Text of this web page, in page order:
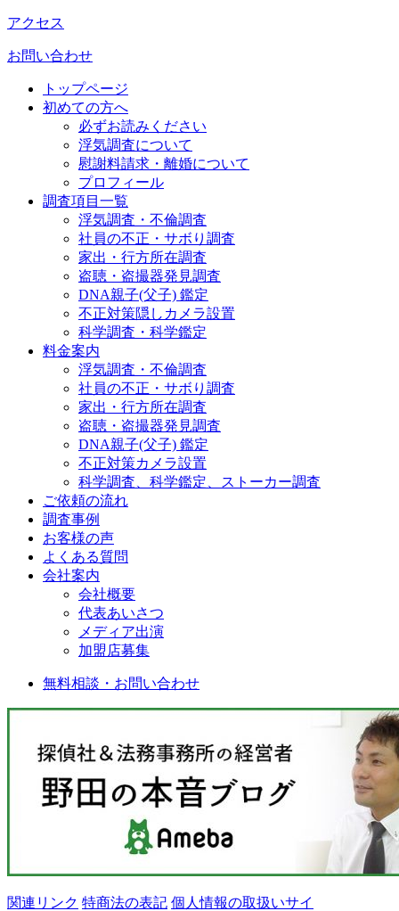
アクセス
お問い合わせ
トップページ
初めての方へ
必ずお読みください
浮気調査について
慰謝料請求・離婚について
プロフィール
調査項目一覧
浮気調査・不倫調査
社員の不正・サボり調査
家出・行方所在調査
盗聴・盗撮器発見調査
DNA親子(父子) 鑑定
不正対策隠しカメラ設置
科学調査・科学鑑定
料金案内
浮気調査・不倫調査
社員の不正・サボり調査
家出・行方所在調査
盗聴・盗撮器発見調査
DNA親子(父子) 鑑定
不正対策カメラ設置
科学調査、科学鑑定、ストーカー調査
ご依頼の流れ
調査事例
お客様の声
よくある質問
会社案内
会社概要
代表あいさつ
メディア出演
加盟店募集
無料相談・お問い合わせ
関連リンク 特商法の表記 個人情報の取扱いサイ